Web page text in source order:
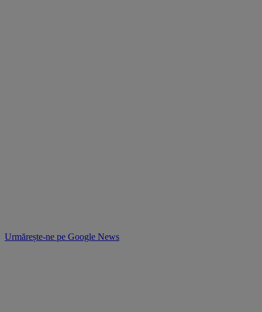
Urmărește-ne pe Google News